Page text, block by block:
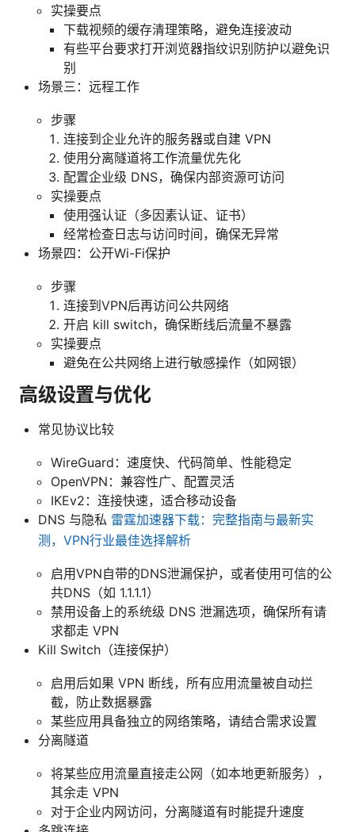
实操要点
下载视频的缓存清理策略，避免连接波动
有些平台要求打开浏览器指纹识别防护以避免识
别
场景三：远程工作
步骤
连接到企业允许的服务器或自建 VPN
使用分离隧道将工作流量优先化
配置企业级 DNS，确保内部资源可访问
实操要点
使用强认证（多因素认证、证书）
经常检查日志与访问时间，确保无异常
场景四：公开Wi-Fi保护
步骤
连接到VPN后再访问公共网络
开启 kill switch，确保断线后流量不暴露
实操要点
避免在公共网络上进行敏感操作（如网银）
高级设置与优化
常见协议比较
WireGuard：速度快、代码简单、性能稳定
OpenVPN：兼容性广、配置灵活
IKEv2：连接快速，适合移动设备
DNS 与隐私 雷霆加速器下载：完整指南与最新实
测，VPN行业最佳选择解析
启用VPN自带的DNS泄漏保护，或者使用可信的公
共DNS（如 1.1.1.1）
禁用设备上的系统级 DNS 泄漏选项，确保所有请
求都走 VPN
Kill Switch（连接保护）
启用后如果 VPN 断线，所有应用流量被自动拦
截，防止数据暴露
某些应用具备独立的网络策略，请结合需求设置
分离隧道
将某些应用流量直接走公网（如本地更新服务），
其余走 VPN
对于企业内网访问，分离隧道有时能提升速度